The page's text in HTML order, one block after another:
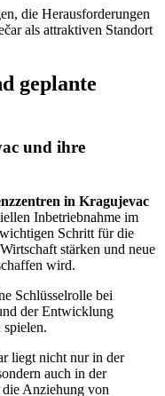
die Herausforderungen
als attraktiven Standort
geplante
und ihre
in Kragujevac
Inbetriebnahme im
Schritt für die
stärken und neue
wird.
Schlüsselrolle bei
der Entwicklung
liegt nicht nur in der
auch in der
Anziehung von